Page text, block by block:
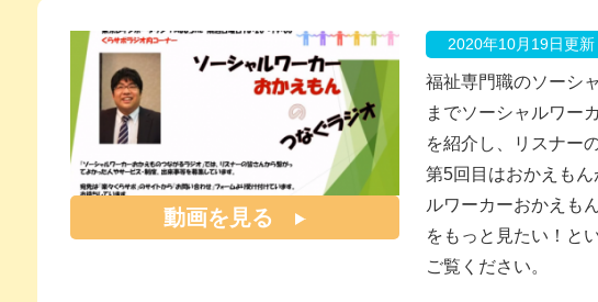
動画を見る
2020年10月19日更新
福祉専門職のソーシ
までソーシャルワー
を紹介し、リスナー
第5回目はおかえも
ルワーカーおかえも
をもっと見たい！と
ご覧ください。